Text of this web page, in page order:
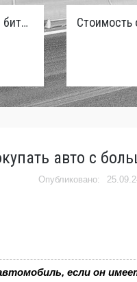
Новый соперник ворвется в битву пикапов: Sinotruk S7 с дизелем и 4×4 готовят к старту в России
авто с
если он